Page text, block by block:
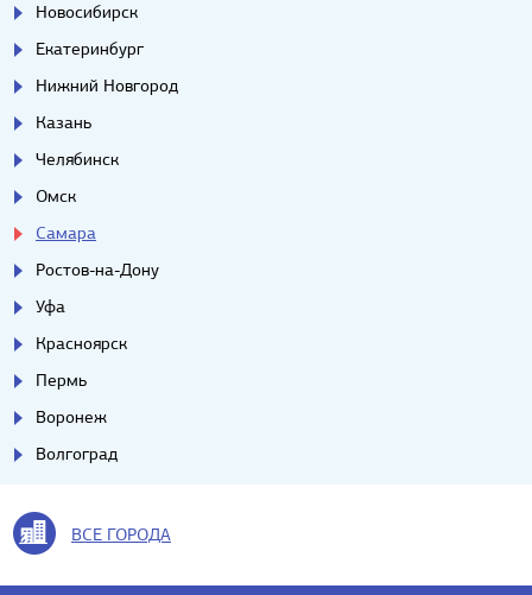
Новосибирск
Екатеринбург
Нижний Новгород
Казань
Челябинск
Омск
Самара
Ростов-на-Дону
Уфа
Красноярск
Пермь
Воронеж
Волгоград
ВСЕ ГОРОДА